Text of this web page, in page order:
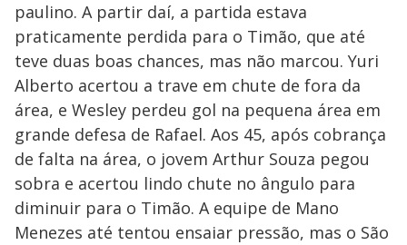
paulino. A partir daí, a partida estava
praticamente perdida para o Timão, que até
teve duas boas chances, mas não marcou. Yuri
Alberto acertou a trave em chute de fora da
área, e Wesley perdeu gol na pequena área em
grande defesa de Rafael. Aos 45, após cobrança
de falta na área, o jovem Arthur Souza pegou
sobra e acertou lindo chute no ângulo para
diminuir para o Timão. A equipe de Mano
Menezes até tentou ensaiar pressão, mas o São